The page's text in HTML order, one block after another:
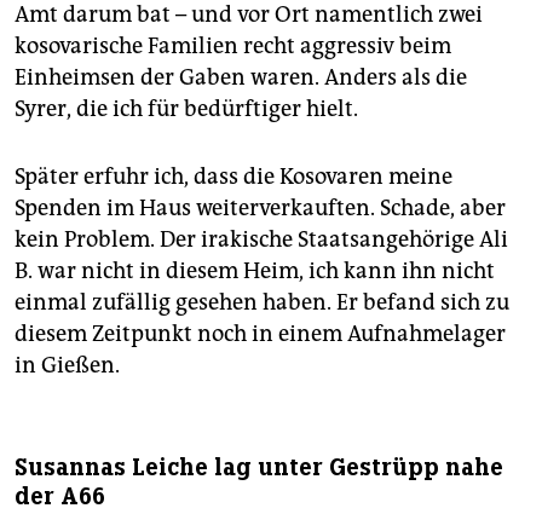
Amt darum bat – und vor Ort namentlich zwei
kosovarische Familien recht aggressiv beim
Einheimsen der Gaben waren. Anders als die
Syrer, die ich für bedürftiger hielt.
Später erfuhr ich, dass die Kosovaren meine
Spenden im Haus weiterverkauften. Schade, aber
kein Problem. Der irakische Staatsangehörige Ali
B. war nicht in diesem Heim, ich kann ihn nicht
einmal zufällig gesehen haben. Er befand sich zu
diesem Zeitpunkt noch in einem Aufnahmelager
in Gießen.
Susannas Leiche lag unter Gestrüpp nahe
der A66